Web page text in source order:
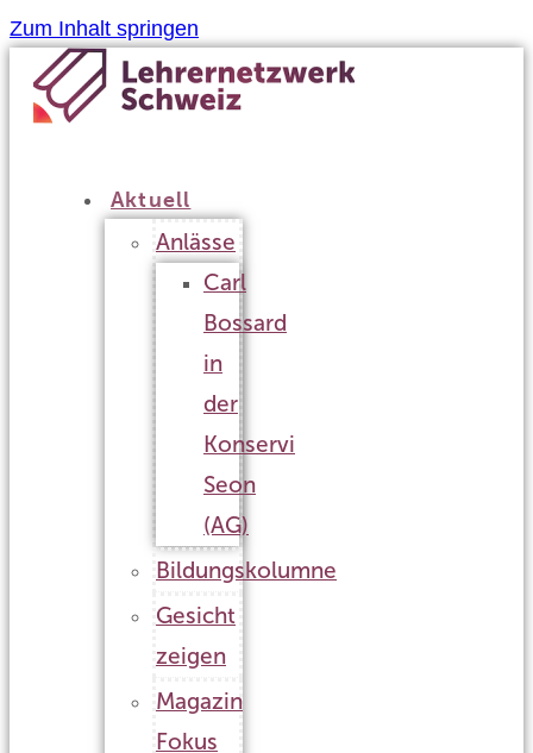
Zum Inhalt springen
Aktuell
Anlässe
Carl
Bossard
in
der
Konservi
Seon
(AG)
Bildungskolumne
Gesicht
zeigen
Magazin
Fokus